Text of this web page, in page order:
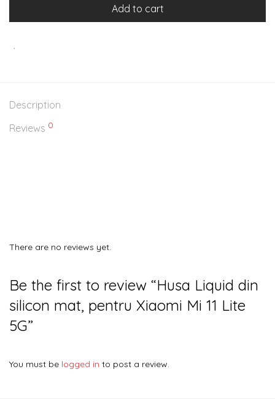
Add to cart
Description
Reviews 0
There are no reviews yet.
Be the first to review “Husa Liquid din
silicon mat, pentru Xiaomi Mi 11 Lite
5G”
You must be logged in to post a review.